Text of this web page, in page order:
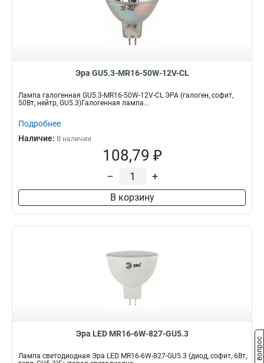
Эра GU5.3-MR16-50W-12V-CL
Лампа галогенная GU5.3-MR16-50W-12V-CL ЭРА (галоген, софит,
50Вт, нейтр, GU5.3)Галогенная лампа...
Подробнее
Наличие: В наличии
108,79 ₽
– +
В корзину
Эра LED MR16-6W-827-GU5.3
Лампа светодиодная Эра LED MR16-6W-827-GU5.3 (диод, софит, 6Вт,